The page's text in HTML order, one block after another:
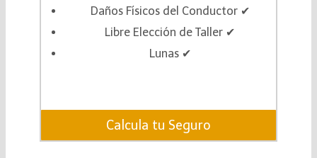
Daños Físicos del Conductor ✔︎
Libre Elección de Taller ✔︎
Lunas ✔︎
Calcula tu Seguro